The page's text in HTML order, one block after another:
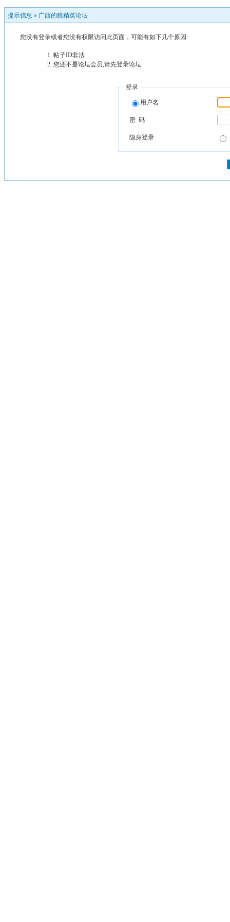
提示信息 » 广西的狼精英论坛
您没有登录或者您没有权限访问此页面，可能有如下几个原因:
帖子ID非法
您还不是论坛会员,请先登录论坛
登录
用户名
密 码
隐身登录